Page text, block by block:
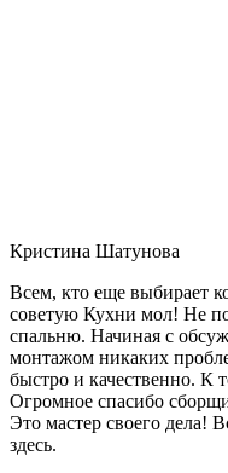
Кристина Шатунова
Всем, кто еще выбирает
советую Кухни мол! Не
спальню. Начиная с
монтажом никаких
быстро и качественно. К
Огромное спасибо
Это мастер своего дела!
здесь.